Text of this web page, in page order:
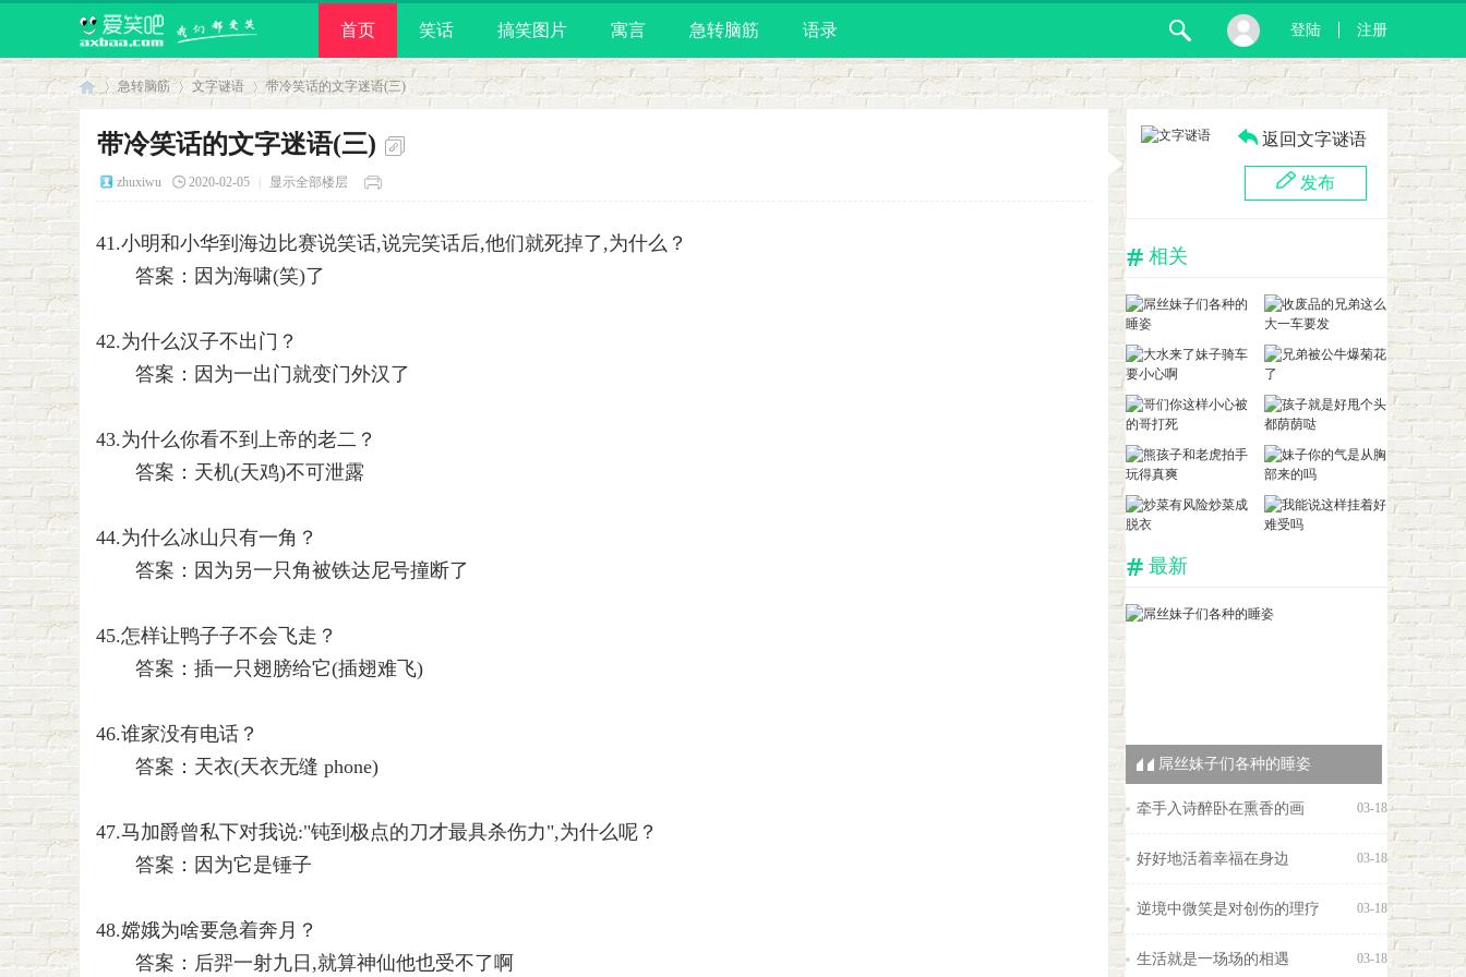
首页 笑话 搞笑图片 寓言 急转脑筋 语录 登陆 注册
急转脑筋
›
文字谜语
›
带冷笑话的文字迷语(三)
带冷笑话的文字迷语(三)
zhuxiwu 2020-02-05 显示全部楼层
41.小明和小华到海边比赛说笑话,说完笑话后,他们就死掉了,为什么？
答案：因为海啸(笑)了
42.为什么汉子不出门？
答案：因为一出门就变门外汉了
43.为什么你看不到上帝的老二？
答案：天机(天鸡)不可泄露
44.为什么冰山只有一角？
答案：因为另一只角被铁达尼号撞断了
45.怎样让鸭子子不会飞走？
答案：插一只翅膀给它(插翅难飞)
46.谁家没有电话？
答案：天衣(天衣无缝 phone)
47.马加爵曾私下对我说:"钝到极点的刀才最具杀伤力",为什么呢？
答案：因为它是锤子
48.嫦娥为啥要急着奔月？
答案：后羿一射九日,就算神仙他也受不了啊
返回文字谜语
发布
相关
最新
屌丝妹子们各种的睡姿
牵手入诗醉卧在熏香的画 03-18
好好地活着幸福在身边 03-18
逆境中微笑是对创伤的理疗 03-18
生活就是一场场的相遇 03-18